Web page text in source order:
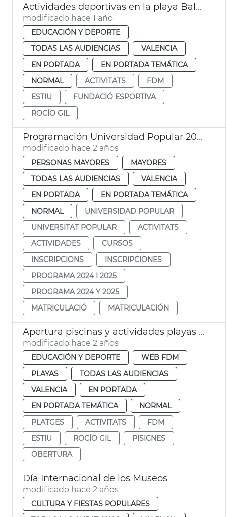
Actividades deportivas en la playa Balance
modificado hace 1 año
EDUCACIÓN Y DEPORTE
TODAS LAS AUDIENCIAS
VALENCIA
EN PORTADA
EN PORTADA TEMÁTICA
NORMAL
ACTIVITATS
FDM
ESTIU
FUNDACIÓ ESPORTIVA
ROCÍO GIL
Programación Universidad Popular 2024
modificado hace 2 años
PERSONAS MAYORES
MAYORES
TODAS LAS AUDIENCIAS
VALENCIA
EN PORTADA
EN PORTADA TEMÁTICA
NORMAL
UNIVERSIDAD POPULAR
UNIVERSITAT POPULAR
ACTIVITATS
ACTIVIDADES
CURSOS
INSCRIPCIONS
INSCRIPCIONES
PROGRAMA 2024 I 2025
PROGRAMA 2024 Y 2025
MATRICULACIÓ
MATRICULACIÓN
Apertura piscinas y actividades playas verano 2024
modificado hace 2 años
EDUCACIÓN Y DEPORTE
WEB FDM
PLAYAS
TODAS LAS AUDIENCIAS
VALENCIA
EN PORTADA
EN PORTADA TEMÁTICA
NORMAL
PLATGES
ACTIVITATS
FDM
ESTIU
ROCÍO GIL
PISICNES
OBERTURA
Día Internacional de los Museos
modificado hace 2 años
CULTURA Y FIESTAS POPULARES